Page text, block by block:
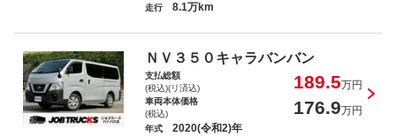
走行 8.1万km
ＮＶ３５０キャラバンバン
支払総額
(税込)(リ済込)
189.5万円
車両本体価格
(税込)
176.9万円
年式 2020(令和2)年